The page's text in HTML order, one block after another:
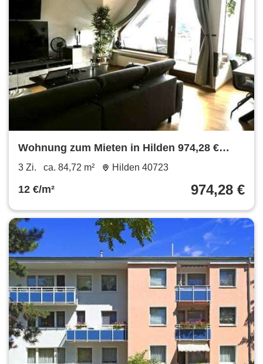
Wohnung zum Mieten in Hilden 974,28 €
84.72 m²
3 Zi. ca. 84,72 m² Hilden 40723
12 €/m² 974,28 €